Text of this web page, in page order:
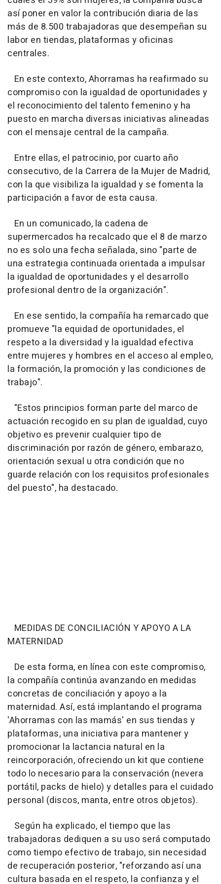
así poner en valor la contribución diaria de las
más de 8.500 trabajadoras que desempeñan su
labor en tiendas, plataformas y oficinas
centrales.
En este contexto, Ahorramas ha reafirmado su
compromiso con la igualdad de oportunidades y
el reconocimiento del talento femenino y ha
puesto en marcha diversas iniciativas alineadas
con el mensaje central de la campaña.
Entre ellas, el patrocinio, por cuarto año
consecutivo, de la Carrera de la Mujer de Madrid,
con la que visibiliza la igualdad y se fomenta la
participación a favor de esta causa.
En un comunicado, la cadena de
supermercados ha recalcado que el 8 de marzo
no es solo una fecha señalada, sino "parte de
una estrategia continuada orientada a impulsar
la igualdad de oportunidades y el desarrollo
profesional dentro de la organización".
En ese sentido, la compañía ha remarcado que
promueve "la equidad de oportunidades, el
respeto a la diversidad y la igualdad efectiva
entre mujeres y hombres en el acceso al empleo,
la formación, la promoción y las condiciones de
trabajo".
"Estos principios forman parte del marco de
actuación recogido en su plan de igualdad, cuyo
objetivo es prevenir cualquier tipo de
discriminación por razón de género, embarazo,
orientación sexual u otra condición que no
guarde relación con los requisitos profesionales
del puesto", ha destacado.
MEDIDAS DE CONCILIACIÓN Y APOYO A LA
MATERNIDAD
De esta forma, en línea con este compromiso,
la compañía continúa avanzando en medidas
concretas de conciliación y apoyo a la
maternidad. Así, está implantando el programa
'Ahorramas con las mamás' en sus tiendas y
plataformas, una iniciativa para mantener y
promocionar la lactancia natural en la
reincorporación, ofreciendo un kit que contiene
todo lo necesario para la conservación (nevera
portátil, packs de hielo) y detalles para el cuidado
personal (discos, manta, entre otros objetos).
Según ha explicado, el tiempo que las
trabajadoras dediquen a su uso será computado
como tiempo efectivo de trabajo, sin necesidad
de recuperación posterior, "reforzando así una
cultura basada en el respeto, la confianza y el